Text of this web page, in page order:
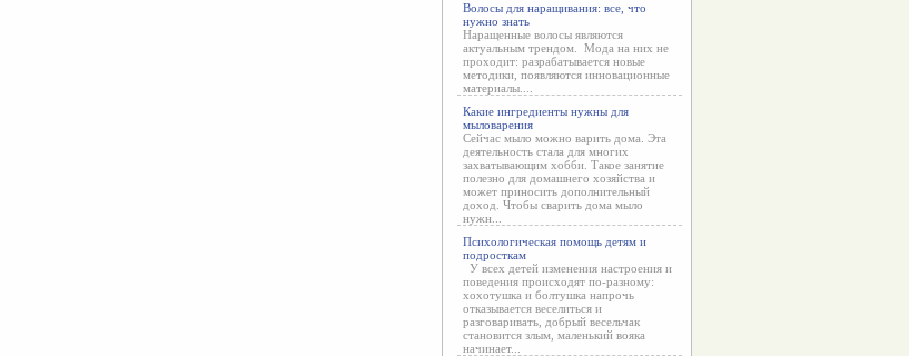
Волосы для наращивания: все, что
нужно знать
Наращенные волосы являются
актуальным трендом. Мода на них не
проходит: разрабатывается новые
методики, появляются инновационные
материалы....
Какие ингредиенты нужны для
мыловарения
Сейчас мыло можно варить дома. Эта
деятельность стала для многих
захватывающим хобби. Такое занятие
полезно для домашнего хозяйства и
может приносить дополнительный
доход. Чтобы сварить дома мыло
нужн...
Психологическая помощь детям и
подросткам
У всех детей изменения настроения и
поведения происходят по-разному:
хохотушка и болтушка напрочь
отказывается веселиться и
разговаривать, добрый весельчак
становится злым, маленький вояка
начинает...